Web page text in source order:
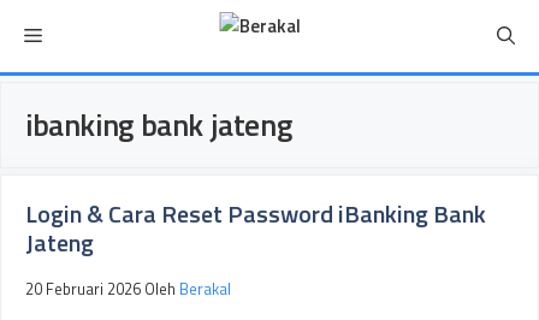
isi
Menu
ibanking bank jateng
Login & Cara Reset Password iBanking Bank
Jateng
20 Februari 2026 Oleh Berakal